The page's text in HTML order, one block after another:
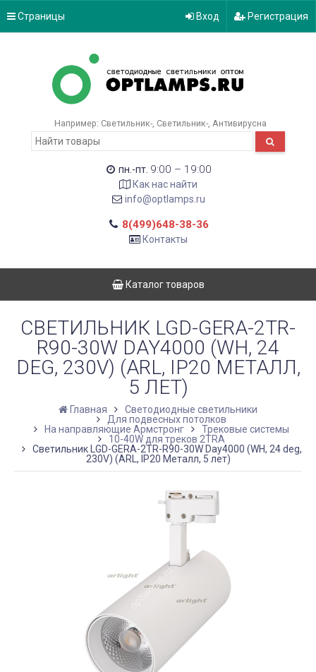
Страницы Вход Регистрация
Например: Светильник- Светильник- Антивирусна
пн.-пт. 9:00 – 19:00
Как нас найти
info@optlamps.ru
8(499)648-38-36
Контакты
Каталог товаров
СВЕТИЛЬНИК LGD-GERA-2TR-
R90-30W DAY4000 (WH, 24
DEG, 230V) (ARL, IP20 МЕТАЛЛ,
5 ЛЕТ)
Главная
Светодиодные светильники
Для подвесных потолков
На направляющие Армстронг
Трековые системы
10-40W для треков 2TRA
Светильник LGD-GERA-2TR-R90-30W Day4000 (WH, 24 deg,
230V) (ARL, IP20 Металл, 5 лет)